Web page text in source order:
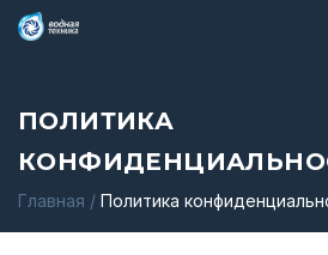
ПОЛИТИКА
Главная / Политика